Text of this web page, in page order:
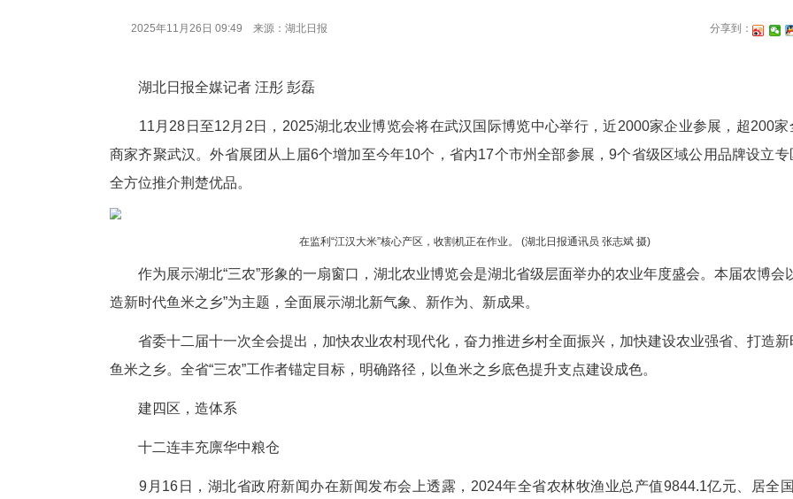
荆楚粮仓十二连丰 新时代鱼米之乡麦
2025年11月26日 09:49 来源：湖北日报
湖北日报全媒记者 汪彤 彭磊
11月28日至12月2日，2025湖北农业博览会将在武汉国际博览中心举行，近
商家齐聚武汉。外省展团从上届6个增加至今年10个，省内17个市州全部参展，9
全方位推介荆楚优品。
在监利“江汉大米”核心产区，收割机正在作业。 (湖北日报通讯员 张志斌
作为展示湖北“三农”形象的一扇窗口，湖北农业博览会是湖北省级层面举办的农
造新时代鱼米之乡”为主题，全面展示湖北新气象、新作为、新成果。
省委十二届十一次全会提出，加快农业农村现代化，奋力推进乡村全面振兴，加